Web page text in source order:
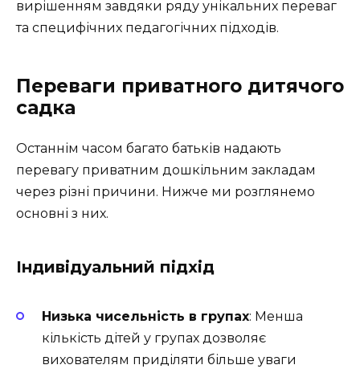
вирішенням завдяки ряду унікальних переваг
та специфічних педагогічних підходів.
Переваги приватного дитячого
садка
Останнім часом багато батьків надають
перевагу приватним дошкільним закладам
через різні причини. Нижче ми розглянемо
основні з них.
Індивідуальний підхід
Низька чисельність в групах: Менша
кількість дітей у групах дозволяє
вихователям приділяти більше уваги